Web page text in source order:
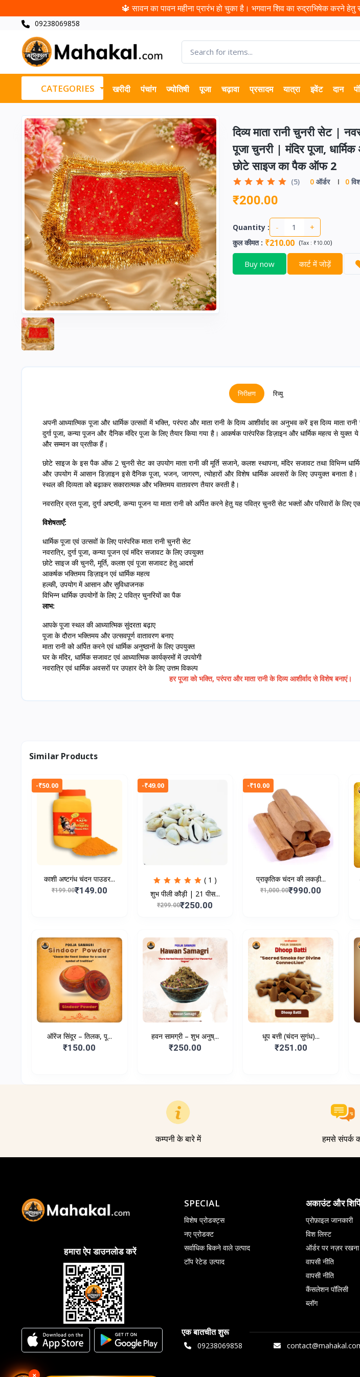
🔱 सावन का पावन महीना प्रारंभ हो चुका है। भगवान शिव का रुद्राभिषेक करने
09238069858
CATEGORIES खरीदी पंचांग ज्योतिषी पूजा चढ़ावा प्रसादम यात्रा इवेंट दान
दिव्य माता रानी चुनरी सेट |
पूजा चुनरी | मंदिर पूजा,
छोटे साइज का पैक ऑफ 2
(5) 0ऑर्डर 0
₹200.00
Quantity : - +
कुल कीमत: ₹210.00 (Tax : ₹10.00)
Buy now कार्ट में जोड़ें
निरीक्षण रिव्यु
अपनी आध्यात्मिक पूजा और धार्मिक उत्सवों में भक्ति, परंपरा और माता रानी के दिव्य आशीर्वाद का अनुभव करें इस दिव्य माता
दुर्गा पूजा, कन्या पूजन और दैनिक मंदिर पूजा के लिए तैयार किया गया है। आकर्षक पारंपरिक डिज़ाइन और धार्मिक महत्व से युक्त ये
और सम्मान का प्रतीक हैं।
छोटे साइज के इस पैक ऑफ 2 चुनरी सेट का उपयोग माता रानी की मूर्ति सजाने, कलश स्थापना, मंदिर सजावट तथा विभिन्न
और उपयोग में आसान डिज़ाइन इसे दैनिक पूजा, भजन, जागरण, त्योहारों और विशेष धार्मिक अवसरों के लिए उपयुक्त बनाता
स्थल की दिव्यता को बढ़ाकर सकारात्मक और भक्तिमय वातावरण तैयार करती है।
नवरात्रि व्रत पूजा, दुर्गा अष्टमी, कन्या पूजन या माता रानी को अर्पित करने हेतु यह पवित्र चुनरी सेट भक्तों और परिवारों के
विशेषताएँ:
धार्मिक पूजा एवं उत्सवों के लिए पारंपरिक माता रानी चुनरी सेट
नवरात्रि, दुर्गा पूजा, कन्या पूजन एवं मंदिर सजावट के लिए उपयुक्त
छोटे साइज की चुनरी, मूर्ति, कलश एवं पूजा सजावट हेतु आदर्श
आकर्षक भक्तिमय डिज़ाइन एवं धार्मिक महत्व
हल्की, उपयोग में आसान और सुविधाजनक
विभिन्न धार्मिक उपयोगों के लिए 2 पवित्र चुनरियों का पैक
लाभ:
आपके पूजा स्थल की आध्यात्मिक सुंदरता बढ़ाए
पूजा के दौरान भक्तिमय और उत्सवपूर्ण वातावरण बनाए
माता रानी को अर्पित करने एवं धार्मिक अनुष्ठानों के लिए उपयुक्त
घर के मंदिर, धार्मिक सजावट एवं आध्यात्मिक कार्यक्रमों में उपयोगी
नवरात्रि एवं धार्मिक अवसरों पर उपहार देने के लिए उत्तम विकल्प
हर पूजा को भक्ति, परंपरा और माता रानी के दिव्य आशीर्वाद से विशेष बनाएं।
Similar Products
-₹50.00
काशी अष्टगंध चंदन पाउडर...
₹199.00₹149.00
-₹49.00
( 1 )
शुभ पीली कौड़ी | 21 पीस...
₹299.00₹250.00
-₹10.00
प्राकृतिक चंदन की लकड़ी...
₹1,000.00₹990.00
ऑरेंज सिंदूर – तिलक, पू...
₹150.00
हवन सामग्री – शुभ अनुष्...
₹250.00
धूप बत्ती (चंदन सुगंध)...
₹251.00
कम्पनी के बारे में हमसे संपर्क
हमारा ऐप डाउनलोड करें
SPECIAL
विशेष प्रोडक्ट्स
नए प्रोडक्ट
सर्वाधिक बिकने वाले उत्पाद
टॉप रेटेड उत्पाद
अकाउंट और
प्रोफ़ाइल जानकारी
विश लिस्ट
ऑर्डर पर नज़र रखना
वापसी नीति
वापसी नीति
कैंसलेशन पॉलिसी
ब्लॉग
एक बातचीत शुरू
09238069858